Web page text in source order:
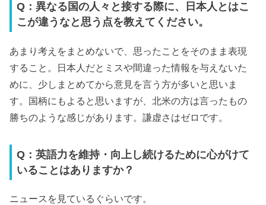
Q：異なる国の人々と接する際に、日本人とはこ
こが違うなと思う点を教えてください。
あまり考えをまとめないで、思ったことをそのまま表現
すること。日本人だとミスや間違った情報を与えないた
めに、少しまとめてから意見を言う方が多いと思いま
す。国柄にもよると思いますが、北米の方は言ったもの
勝ちのような感じがあります。謙虚さはゼロです。
Q：英語力を維持・向上し続けるために心がけて
いることはありますか？
ニュースを見ているぐらいです。